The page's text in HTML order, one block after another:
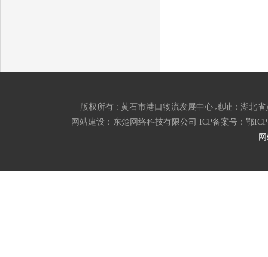
版权所有 : 黄石市港口物流发展中心 地址：湖北省
网站建设：东楚网络科技有限公司 ICP备案号： 鄂